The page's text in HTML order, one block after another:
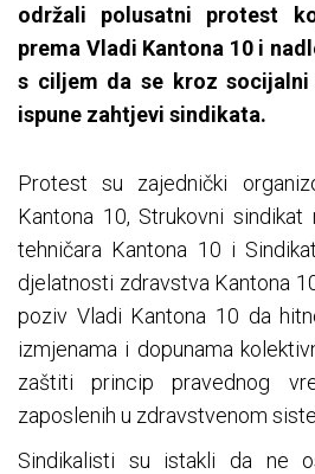
održali polusatni protest
prema Vladi Kantona 10 i
s ciljem da se kroz
ispune zahtjevi sindikata.
Protest su zajednički
Kantona 10, Strukovni
tehničara Kantona 10 i
djelatnosti zdravstva Kantona
poziv Vladi Kantona 10 da
izmjenama i dopunama
zaštiti princip pravednog
zaposlenih u zdravstvenom
Sindikalisti su istakli da ne